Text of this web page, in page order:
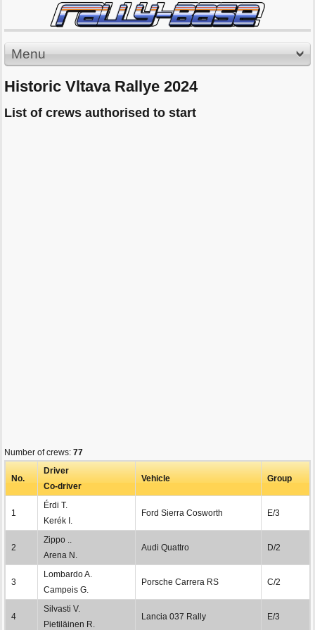
Menu
Historic Vltava Rallye 2024
List of crews authorised to start
Number of crews: 77
No.
Driver
Co-driver
Vehicle Group
1
Érdi T.
Kerék I.
Ford Sierra Cosworth E/3
2
Zippo ..
Arena N.
Audi Quattro D/2
3
Lombardo A.
Campeis G.
Porsche Carrera RS C/2
4
Silvasti V.
Pietiläinen R.
Lancia 037 Rally E/3